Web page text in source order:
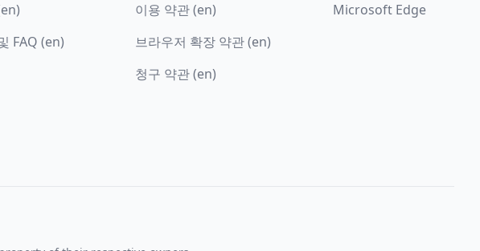
FAQ (en)
이용 약관 (en)
브라우저 확장 약관 (en)
청구 약관 (en)
Microsoft Edge